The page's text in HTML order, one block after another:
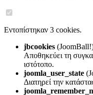
Εντοπίστηκαν 3 cookies.
jbcookies
Αποθηκεύει τη
ιστότοπο.
joomla_user_state
Διατηρεί την